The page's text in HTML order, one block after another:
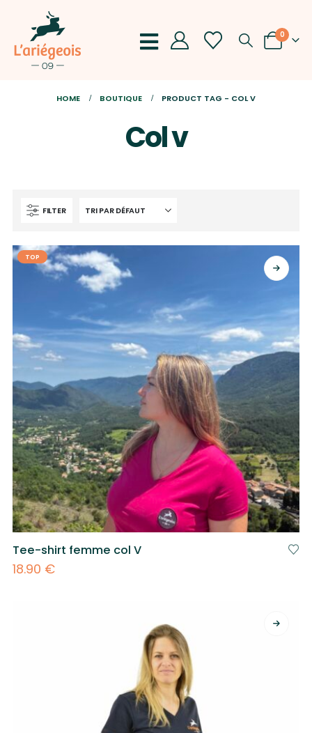
0
HOME BOUTIQUE PRODUCT TAG - COL V
Col v
FILTER
TOP
Tee-shirt femme col V
18.90 €